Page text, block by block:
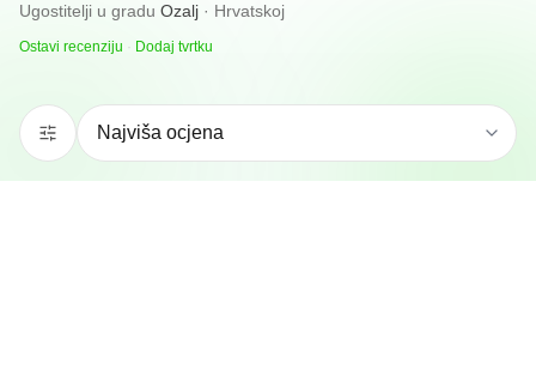
Ugostitelji u gradu Ozalj · Hrvatskoj
Ostavi recenziju · Dodaj tvrtku